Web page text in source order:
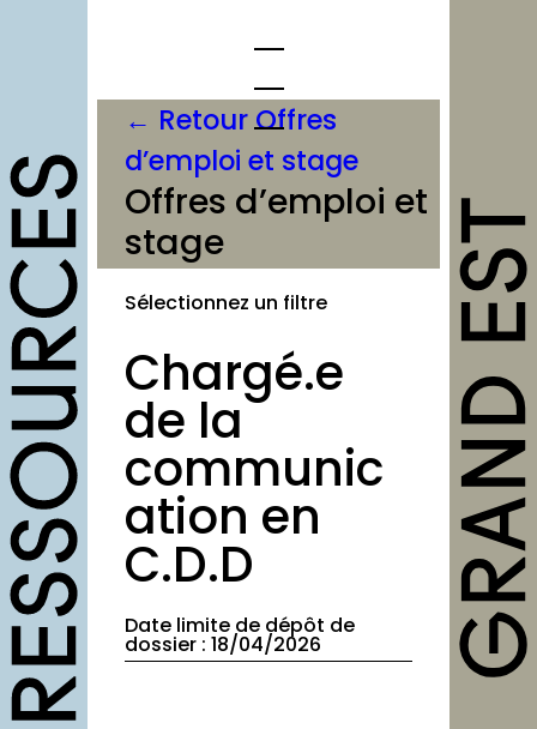
opportunités
Appels à candidature
Offres d’emploi et
stage
Formations
Soutiens
Mutualisation
outils
Fiches pratiques
Modèles
Guides
← Retour Offres
d’emploi et stage
Offres d’emploi et
stage
Sélectionnez un filtre
Chargé.e
de la
communic
ation en
C.D.D
Date limite de dépôt de
dossier : 18/04/2026